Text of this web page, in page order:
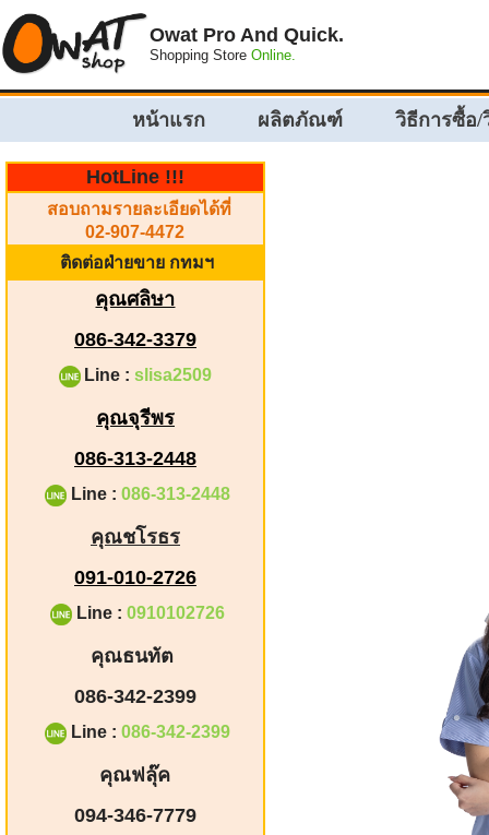
Owat Pro And Quick.
Shopping Store Online.
หน้าแรก ผลิตภัณฑ์ วิธีการซื้อ/
HotLine !!!
สอบถามรายละเอียดได้ที่
02-907-4472
ติดต่อฝ่ายขาย กทมฯ
คุณศลิษา
086-342-3379
Line :slisa2509
คุณจุรีพร
086-313-2448
Line : 086-313-2448
คุณชโรธร
091-010-2726
Line : 0910102726
คุณธนทัต
086-342-2399
Line : 086-342-2399
คุณฟลุ๊ค
094-346-7779